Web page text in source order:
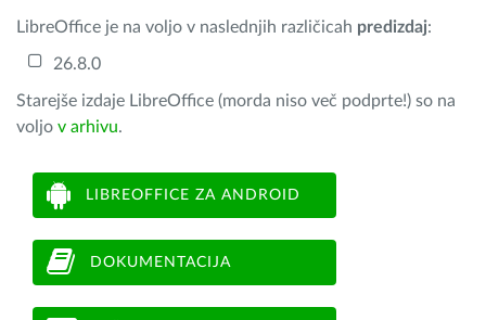
LibreOffice je na voljo v naslednjih različicah predizdaj:
26.8.0
Starejše izdaje LibreOffice (morda niso več podprte!) so na
voljo v arhivu.
LIBREOFFICE ZA ANDROID
DOKUMENTACIJA